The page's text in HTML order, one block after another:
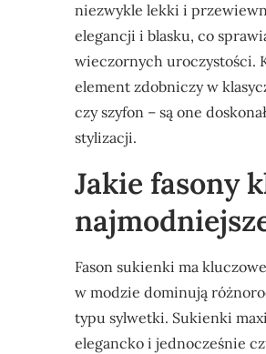
niezwykle lekki i
elegancji i blasku, co
wieczornych uroczystości.
element zdobniczy w
czy szyfon – są one
stylizacji.
Jakie fasony
Fason sukienki ma
w modzie dominują
typu sylwetki. Sukienki
elegancko i jednocześnie